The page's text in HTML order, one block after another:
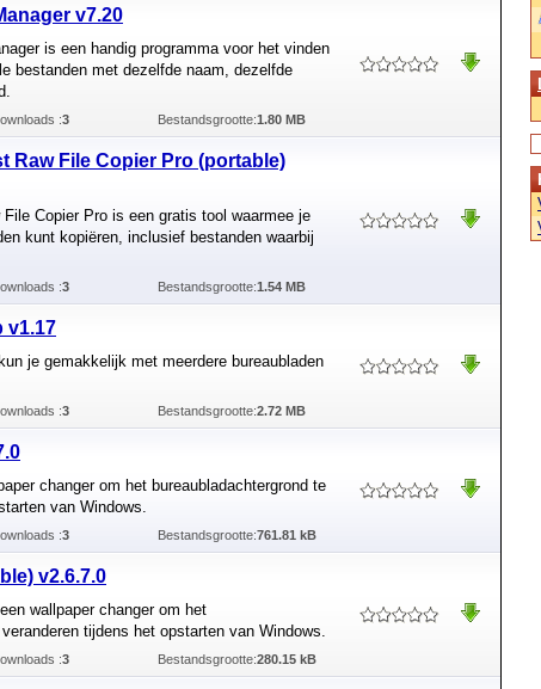
v7.20
is een handig programma voor het vinden
bestanden met dezelfde naam, dezelfde
:3 Bestandsgrootte:1.80 MB
Raw File Copier Pro (portable)
Copier Pro is een gratis tool waarmee je
kunt kopiëren, inclusief bestanden waarbij
:3 Bestandsgrootte:1.54 MB
v1.17
je gemakkelijk met meerdere bureaubladen
:3 Bestandsgrootte:2.72 MB
changer om het bureaubladachtergrond te
van Windows.
:3 Bestandsgrootte:761.81 kB
v2.6.7.0
wallpaper changer om het
tijdens het opstarten van Windows.
:3 Bestandsgrootte:280.15 kB